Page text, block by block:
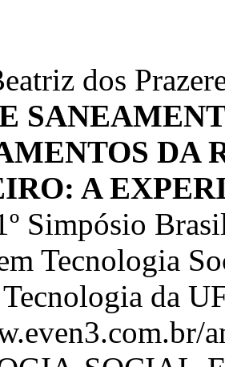
dos
DA
A
Simpósio
Tecnologia
da